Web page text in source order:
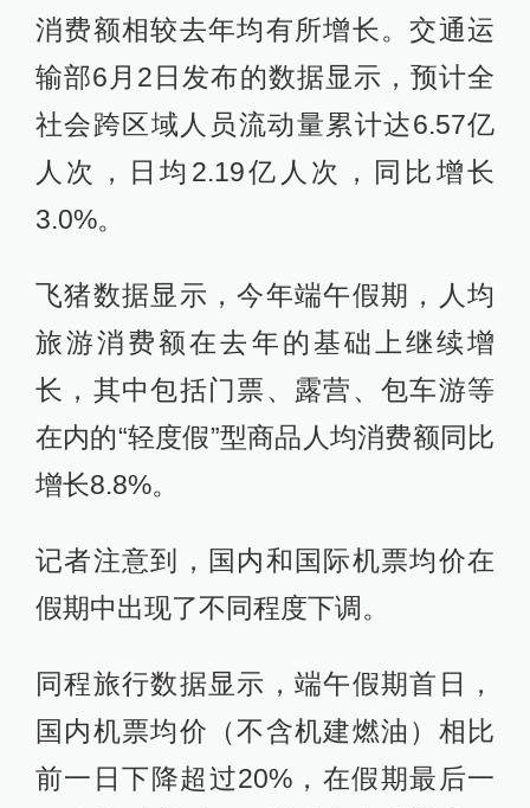
消费额相较去年均有所增长。交通运
输部6月2日发布的数据显示，预计全
社会跨区域人员流动量累计达6.57亿
人次，日均2.19亿人次，同比增长
3.0%。
飞猪数据显示，今年端午假期，人均
旅游消费额在去年的基础上继续增
长，其中包括门票、露营、包车游等
在内的“轻度假”型商品人均消费额同比
增长8.8%。
记者注意到，国内和国际机票均价在
假期中出现了不同程度下调。
同程旅行数据显示，端午假期首日，
国内机票均价（不含机建燃油）相比
前一日下降超过20%，在假期最后一